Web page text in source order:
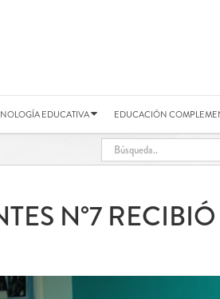
EDUCATIVA EDUCACIÓN
N°7